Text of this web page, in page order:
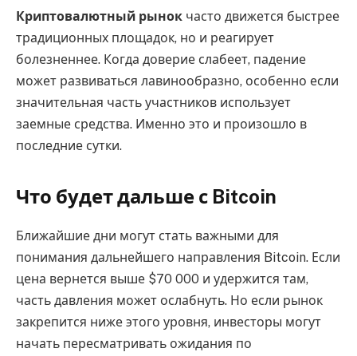
Криптовалютный рынок часто движется быстрее
традиционных площадок, но и реагирует
болезненнее. Когда доверие слабеет, падение
может развиваться лавинообразно, особенно если
значительная часть участников использует
заемные средства. Именно это и произошло в
последние сутки.
Что будет дальше с Bitcoin
Ближайшие дни могут стать важными для
понимания дальнейшего направления Bitcoin. Если
цена вернется выше $70 000 и удержится там,
часть давления может ослабнуть. Но если рынок
закрепится ниже этого уровня, инвесторы могут
начать пересматривать ожидания по